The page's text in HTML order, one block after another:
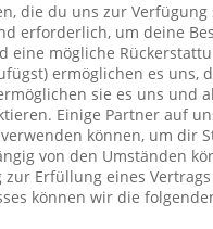
die du uns zur
erforderlich, um deine
eine mögliche
ermöglichen es
sie es uns und
Einige Partner auf
können, um dir
von den Umständen
Erfüllung eines
können wir die